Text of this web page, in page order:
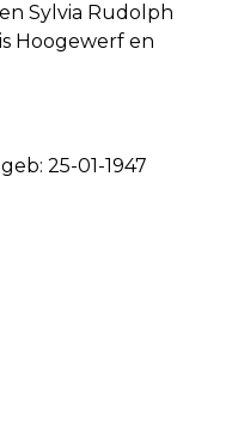
Sylvia Rudolph
Hoogewerf en
25-01-1947